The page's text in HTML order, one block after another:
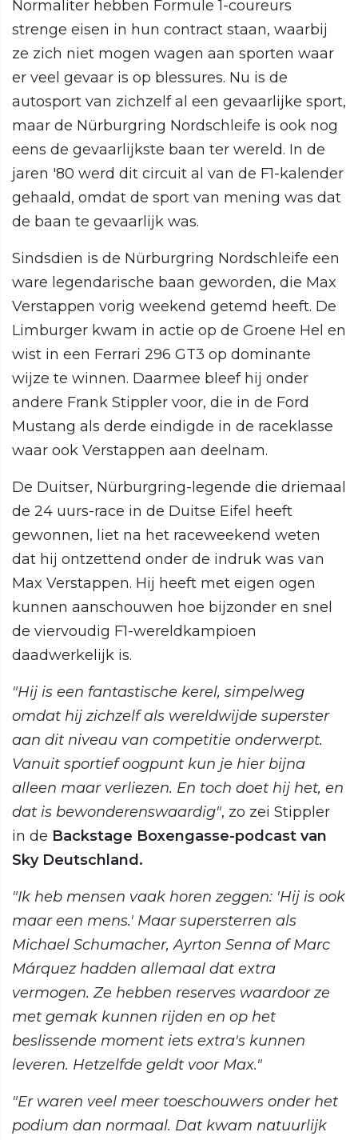
Normaliter hebben Formule 1-coureurs
strenge eisen in hun contract staan, waarbij
ze zich niet mogen wagen aan sporten waar
er veel gevaar is op blessures. Nu is de
autosport van zichzelf al een gevaarlijke sport,
maar de Nürburgring Nordschleife is ook nog
eens de gevaarlijkste baan ter wereld. In de
jaren '80 werd dit circuit al van de F1-kalender
gehaald, omdat de sport van mening was dat
de baan te gevaarlijk was.
Sindsdien is de Nürburgring Nordschleife een
ware legendarische baan geworden, die Max
Verstappen vorig weekend getemd heeft. De
Limburger kwam in actie op de Groene Hel en
wist in een Ferrari 296 GT3 op dominante
wijze te winnen. Daarmee bleef hij onder
andere Frank Stippler voor, die in de Ford
Mustang als derde eindigde in de raceklasse
waar ook Verstappen aan deelnam.
De Duitser, Nürburgring-legende die driemaal
de 24 uurs-race in de Duitse Eifel heeft
gewonnen, liet na het raceweekend weten
dat hij ontzettend onder de indruk was van
Max Verstappen. Hij heeft met eigen ogen
kunnen aanschouwen hoe bijzonder en snel
de viervoudig F1-wereldkampioen
daadwerkelijk is.
"Hij is een fantastische kerel, simpelweg
omdat hij zichzelf als wereldwijde superster
aan dit niveau van competitie onderwerpt.
Vanuit sportief oogpunt kun je hier bijna
alleen maar verliezen. En toch doet hij het, en
dat is bewonderenswaardig", zo zei Stippler
in de Backstage Boxengasse-podcast van
Sky Deutschland.
"Ik heb mensen vaak horen zeggen: 'Hij is ook
maar een mens.' Maar supersterren als
Michael Schumacher, Ayrton Senna of Marc
Márquez hadden allemaal dat extra
vermogen. Ze hebben reserves waardoor ze
met gemak kunnen rijden en op het
beslissende moment iets extra's kunnen
leveren. Hetzelfde geldt voor Max."
"Er waren veel meer toeschouwers onder het
podium dan normaal. Dat kwam natuurlijk